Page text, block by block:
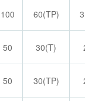
100 60(TP)
50 30(T)
50 30(TP)